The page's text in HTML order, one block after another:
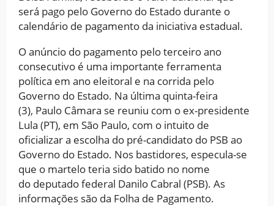
será pago pelo Governo do Estado durante o
calendário de pagamento da iniciativa estadual.
O anúncio do pagamento pelo terceiro ano
consecutivo é uma importante ferramenta
política em ano eleitoral e na corrida pelo
Governo do Estado. Na última quinta-feira
(3), Paulo Câmara se reuniu com o ex-presidente
Lula (PT), em São Paulo, com o intuito de
oficializar a escolha do pré-candidato do PSB ao
Governo do Estado. Nos bastidores, especula-se
que o martelo teria sido batido no nome
do deputado federal Danilo Cabral (PSB). As
informações são da Folha de Pagamento.